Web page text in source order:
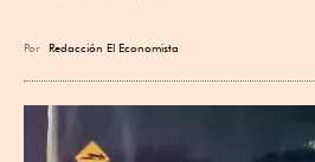
Por Redacción El Economista